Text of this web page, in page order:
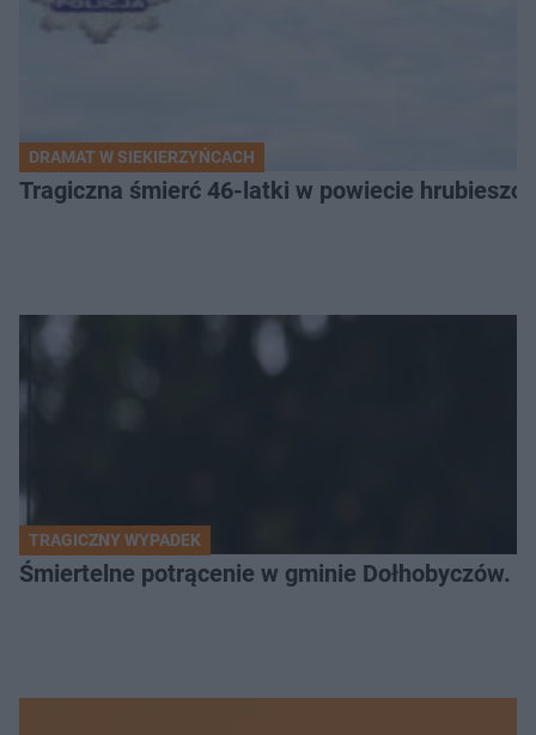
DRAMAT W SIEKIERZYŃCACH
Tragiczna śmierć 46-latki w powiecie
TRAGICZNY WYPADEK
Śmiertelne potrącenie w gminie Dołhobyczów.